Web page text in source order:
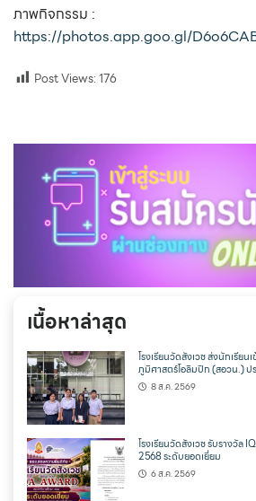
ภาพกิจกรรม :
https://photos.app.goo.gl/
Post Views:176
เนื้อหาล่าสุด
โรงเรียนวัดสังเวช ส่งนักเรียน
ภูมิศาสตร์โอลิมปิก (สอวน.) ป
8 ส.ค. 2569
โรงเรียนวัดสังเวช รับรางวัล
2568 ระดับยอดเยี่ยม
6 ส.ค. 2569